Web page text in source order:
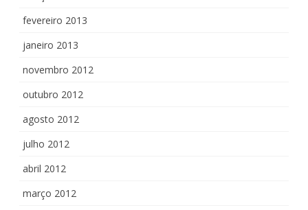
fevereiro 2013
janeiro 2013
novembro 2012
outubro 2012
agosto 2012
julho 2012
abril 2012
março 2012